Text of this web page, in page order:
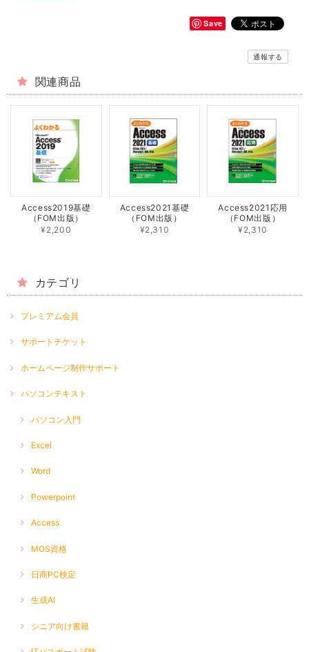
Save
通報する
関連商品
Access2019基礎
（FOM出版）
¥2,200
Access2021基礎
（FOM出版）
¥2,310
Access2021応用
（FOM出版）
¥2,310
カテゴリ
プレミアム会員
サポートチケット
ホームページ制作サポート
パソコンテキスト
パソコン入門
Excel
Word
Powerpoint
Access
MOS資格
日商PC検定
生成AI
シニア向け書籍